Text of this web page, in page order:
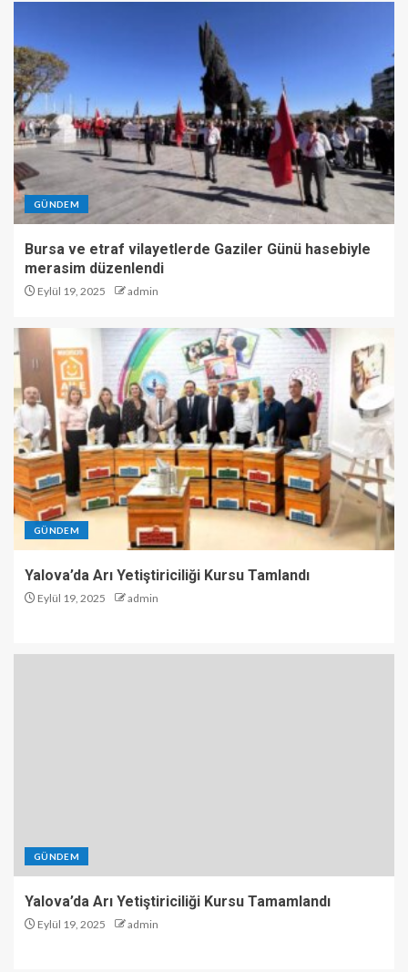
GÜNDEM
Bursa ve etraf vilayetlerde Gaziler Günü hasebiyle
merasim düzenlendi
Eylül 19, 2025 admin
GÜNDEM
Yalova’da Arı Yetiştiriciliği Kursu Tamlandı
Eylül 19, 2025 admin
GÜNDEM
Yalova’da Arı Yetiştiriciliği Kursu Tamamlandı
Eylül 19, 2025 admin